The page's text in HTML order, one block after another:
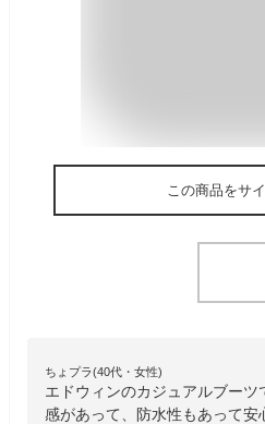
この商品をサ
ちょプラ(40代・女性)
エドウィンのカジュアルブーツ
感があって、防水性もあって安